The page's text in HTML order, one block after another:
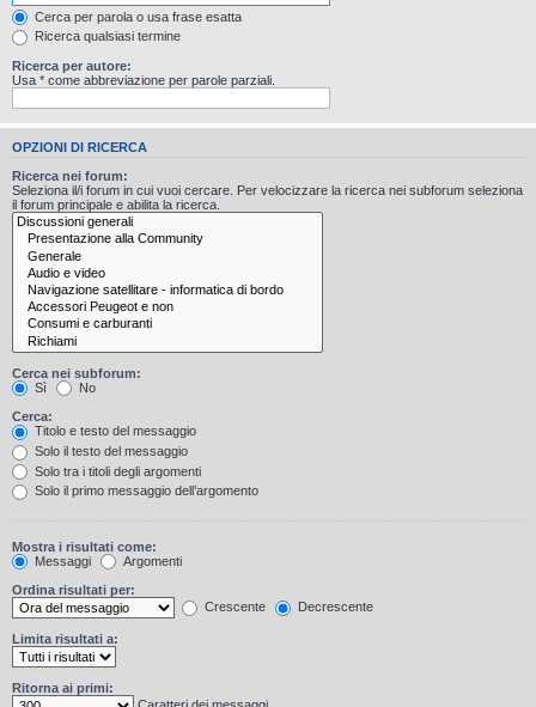
Cerca per parola o usa frase esatta
Ricerca qualsiasi termine
Ricerca per autore:
Usa * come abbreviazione per parole parziali.
OPZIONI DI RICERCA
Ricerca nei forum:
Seleziona il/i forum in cui vuoi cercare. Per velocizzare la ricerca nei subforum seleziona
il forum principale e abilita la ricerca.
Cerca nei subforum:
Sì
No
Cerca:
Titolo e testo del messaggio
Solo il testo del messaggio
Solo tra i titoli degli argomenti
Solo il primo messaggio dell’argomento
Mostra i risultati come:
Messaggi
Argomenti
Ordina risultati per:
Crescente
Decrescente
Limita risultati a:
Ritorna ai primi: